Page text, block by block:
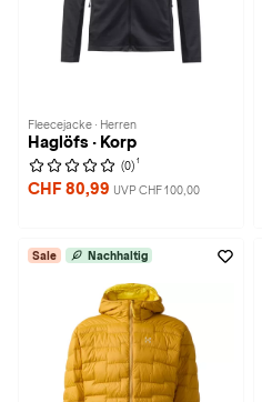
Fleecejacke · Herren
Haglöfs · Korp
(0) 1
CHF 80,99 UVP CHF 100,00
Sale Nachhaltig